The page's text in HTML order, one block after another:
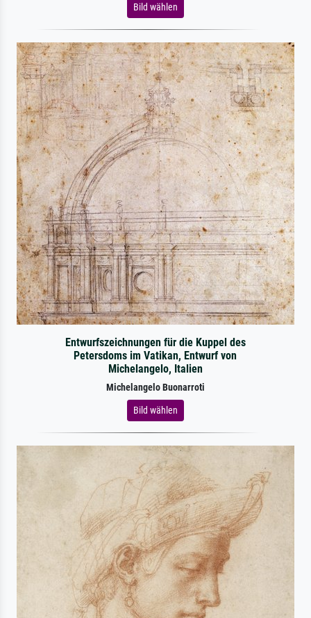
Bild wählen
Entwurfszeichnungen für die Kuppel des
Petersdoms im Vatikan, Entwurf von
Michelangelo, Italien
Michelangelo Buonarroti
Bild wählen